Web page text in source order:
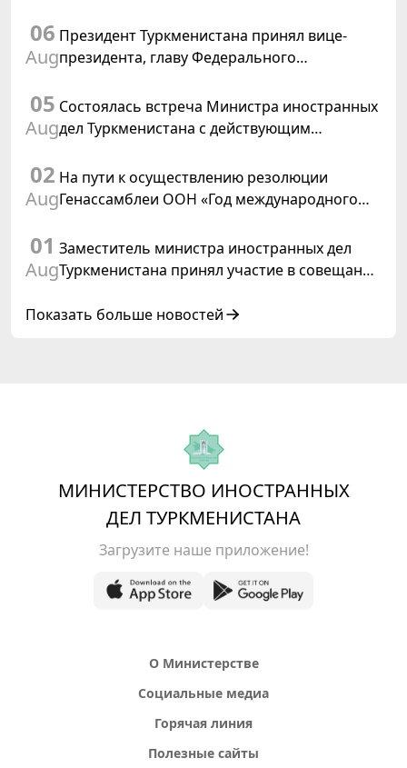
Туркменистане
06
Aug
Президент Туркменистана принял вице-
президента, главу Федерального
Швейцарской Конфедерации
05
Aug
Состоялась встреча Министра иностранных
дел Туркменистана с действующим
02
Aug
На пути к осуществлению резолюции
Генассамблеи ООН «Год международного
Туркменистаном
01
Aug
Заместитель министра иностранных дел
Туркменистана принял участие в совещании
сотрудничества «Центральная Азия –
Показать больше новостей
МИНИСТЕРСТВО ИНОСТРАННЫХ
ДЕЛ ТУРКМЕНИСТАНА
Загрузите наше приложение!
О Министерстве
Социальные медиа
Горячая линия
Полезные сайты